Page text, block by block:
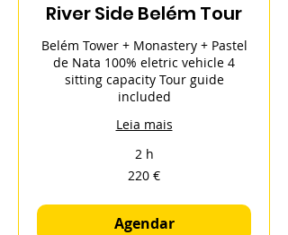
River Side Belém Tour
Belém Tower + Monastery + Pastel
de Nata 100% eletric vehicle 4
sitting capacity Tour guide
included
Leia mais
2 h
220 €
Agendar